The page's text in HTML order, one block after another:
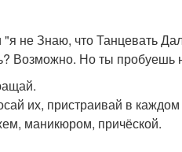
не Знаю, что Танцевать
Возможно. Но ты
их, пристраивай в
маникюром, причёской.